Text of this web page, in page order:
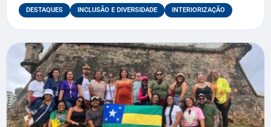
DESTAQUES INCLUSÃO E DIVERSIDADE INTERIORIZAÇÃO